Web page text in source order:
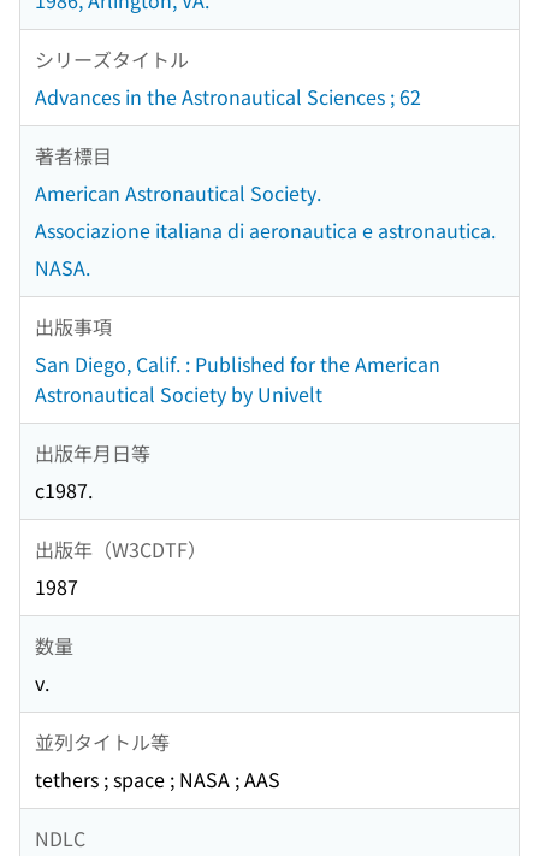
シリーズタイトル
Advances in the Astronautical Sciences ; 62
著者標目
American Astronautical Society.
Associazione italiana di aeronautica e astronautica.
NASA.
出版事項
San Diego, Calif. : Published for the American
Astronautical Society by Univelt
出版年月日等
c1987.
出版年（W3CDTF）
1987
数量
v.
並列タイトル等
tethers ; space ; NASA ; AAS
NDLC